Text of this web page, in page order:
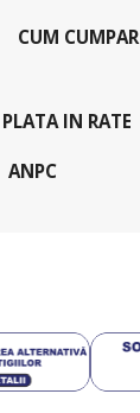
CUM CUMPAR
PLATA IN RATE
ANPC